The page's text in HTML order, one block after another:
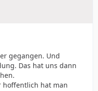
gegangen. Und
Das hat uns dann
hoffentlich hat man